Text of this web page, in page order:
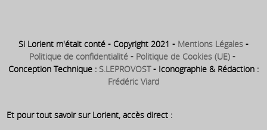
Si Lorient m'était conté - Copyright 2021 - Mentions Légales -
Politique de confidentialité - Politique de Cookies (UE) -
Conception Technique : S.LEPROVOST- Iconographie & Rédaction :
Frédéric Viard
Et pour tout savoir sur Lorient, accès direct :